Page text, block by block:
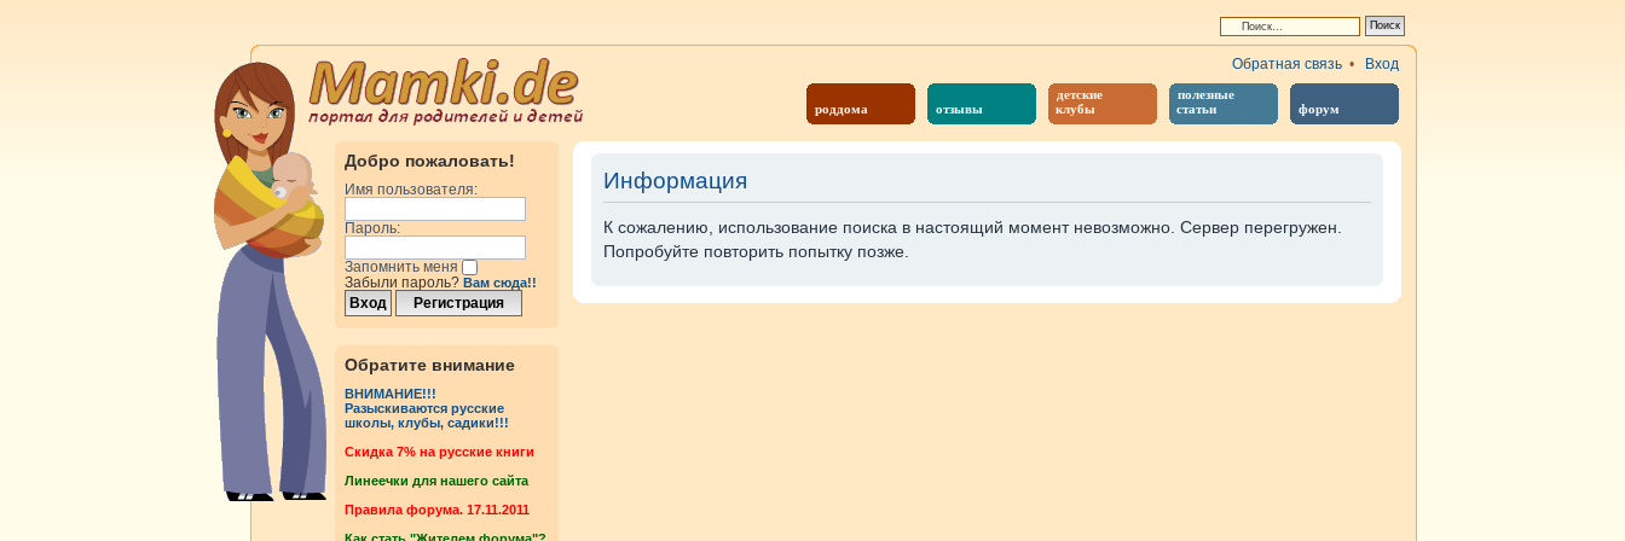
роддома отзывы
детские
клубы
полезные
статьи
форум
Обратная связь • Вход
Добро пожаловать!
Имя пользователя:
Пароль:
Запомнить меня
Забыли пароль? Вам сюда!!
Обратите внимание
ВНИМАНИЕ!!!
Разыскиваются русские
школы, клубы, садики!!!
Cкидка 7% на русские книги
Линеечки для нашего сайта
Правила форума. 17.11.2011
Информация
К сожалению, использование поиска в настоящий момент невозможно. Сервер перегружен.
Попробуйте повторить попытку позже.